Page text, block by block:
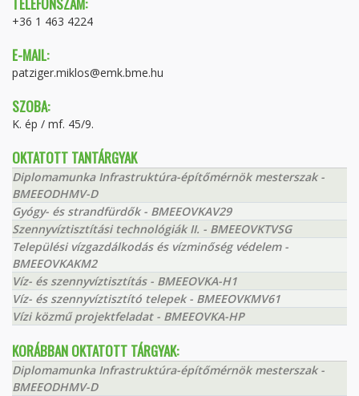
+36 1 463 4224
E-MAIL:
patziger.miklos@emk.bme.hu
SZOBA:
K. ép / mf. 45/9.
OKTATOTT TANTÁRGYAK
Diplomamunka Infrastruktúra-építőmérnök mesterszak -
BMEEODHMV-D
Gyógy- és strandfürdők - BMEEOVKAV29
Szennyvíztisztítási technológiák II. - BMEEOVKTVSG
Települési vízgazdálkodás és vízminőség védelem -
BMEEOVKAKM2
Víz- és szennyvíztisztítás - BMEEOVKA-H1
Víz- és szennyvíztisztító telepek - BMEEOVKMV61
Vízi közmű projektfeladat - BMEEOVKA-HP
KORÁBBAN OKTATOTT TÁRGYAK:
Diplomamunka Infrastruktúra-építőmérnök mesterszak -
BMEEODHMV-D